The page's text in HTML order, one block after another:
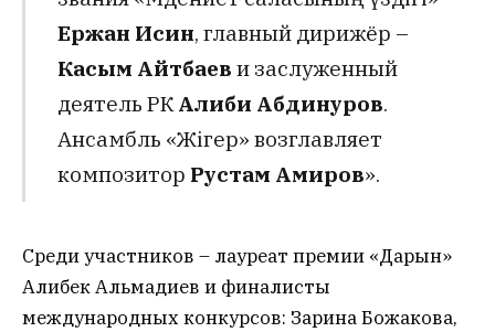
Ержан Исин, главный дирижёр –
Касым Айтбаев и заслуженный
деятель РК Алиби Абдинуров.
Ансамбль «Жігер» возглавляет
композитор Рустам Амиров».
Среди участников – лауреат премии «Дарын»
Алибек Альмадиев и финалисты
международных конкурсов: Зарина Божакова,